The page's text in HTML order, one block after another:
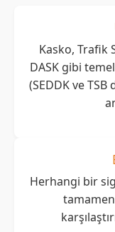
Kasko, Trafik
DASK gibi
(SEDDK ve
Herhangi bir
tamamen